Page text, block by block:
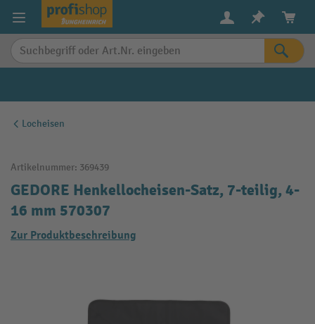
springen
Locheisen
Artikelnummer: 369439
GEDORE Henkellocheisen-Satz, 7-teilig, 4-
16 mm 570307
Zur Produktbeschreibung